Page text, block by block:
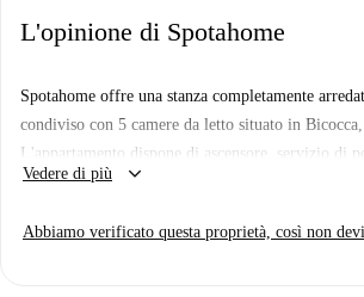
L'opinione di Spotahome
Spotahome offre una stanza completamente
condiviso con 5 camere da letto situato in
L'appartamento dispone di ascensore, servizio di
privata, lavastoviglie e balcone o terrazza.
non dispone di connessione Wi-Fi centralizzata né
Vedere di più keyboard_arrow_down
Abbiamo verificato questa proprietà, così non